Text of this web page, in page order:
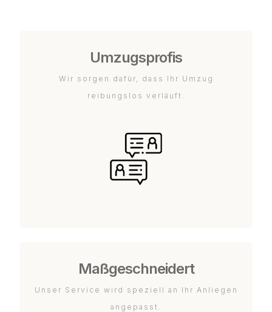
Umzugsprofis
Wir sorgen dafür, dass Ihr Umzug
reibungslos verläuft.
Maßgeschneidert
Unser Service wird speziell an Ihr Anliegen
angepasst.